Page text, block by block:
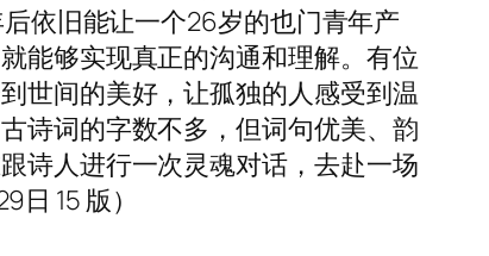
依旧能让一个26岁的也门青年产
能够实现真正的沟通和理解。有位
世间的美好，让孤独的人感受到温
诗词的字数不多，但词句优美、韵
诗人进行一次灵魂对话，去赴一场
15 版）